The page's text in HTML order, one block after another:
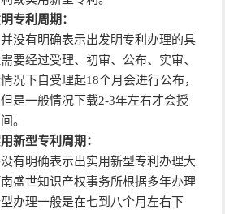
专利周期：
没有明确表示出发明专利办理的具
要经过受理、初审、公布、实审、
况下自受理起18个月会进行公布，
是一般情况下载2-3年左右才会授
。
新型专利周期：
有明确表示出实用新型专利办理大
盛世知识产权事务所根据多年办理
办理一般是在七到八个月左右下